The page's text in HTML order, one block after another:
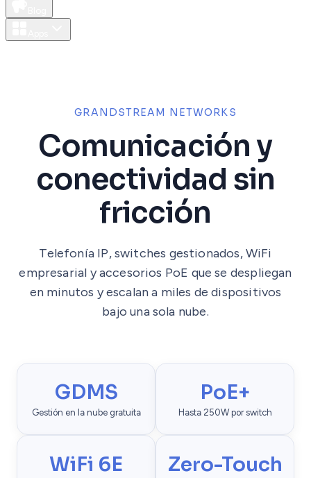
GRANDSTREAM NETWORKS
Comunicación y
conectividad sin
fricción
Telefonía IP, switches gestionados, WiFi
empresarial y accesorios PoE que se despliegan
en minutos y escalan a miles de dispositivos
bajo una sola nube.
GDMS
Gestión en la nube gratuita
PoE+
Hasta 250W por switch
WiFi 6E Zero-Touch